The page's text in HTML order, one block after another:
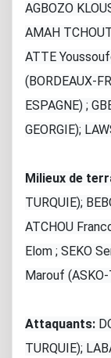
AGBOZO
AMAH
ATTE
(BORDEAUX-
ESPAGNE) ;
GEORGIE);
Milieux de
TURQUIE);
ATCHOU
Elom ; SEKO
Marouf (ASKO-
Attaquants:
TURQUIE);